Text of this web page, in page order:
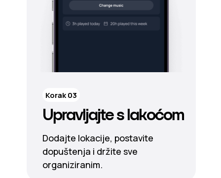
Upravljajte s lakoćom
Dodajte lokacije, postavite
dopuštenja i držite sve
organiziranim.
Korak 03